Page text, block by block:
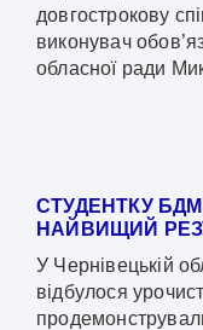
довгострокову
виконувач
обласної ради
СТУДЕНТКУ
НАЙВИЩИЙ
У Чернівецькій
відбулося